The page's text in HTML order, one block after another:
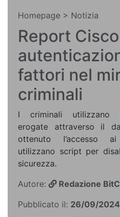
Homepage > Notizia
Report
fattori nel
criminali
I criminali utilizzano
erogate attraverso il
ottenuto l’accesso
utilizzano script per
sicurezza.
Autore:
Redazione
Pubblicato il: 26/09/2024